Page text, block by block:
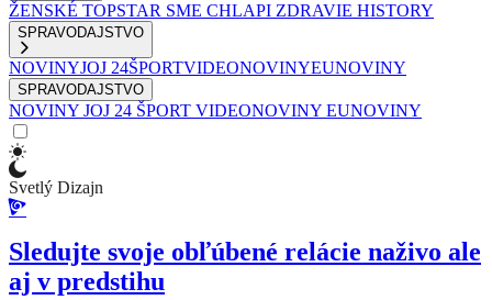
ŽENSKÉ TOPSTAR SME CHLAPI ZDRAVIE HISTORY
SPRAVODAJSTVO
NOVINYJOJ 24ŠPORTVIDEONOVINYEUNOVINY
SPRAVODAJSTVO
NOVINY JOJ 24 ŠPORT VIDEONOVINY EUNOVINY
Svetlý Dizajn
Sledujte svoje obľúbené relácie naživo ale
aj v predstihu